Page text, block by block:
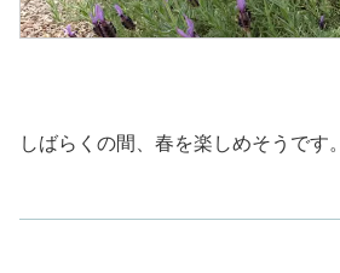
しばらくの間、春を楽しめそうです。